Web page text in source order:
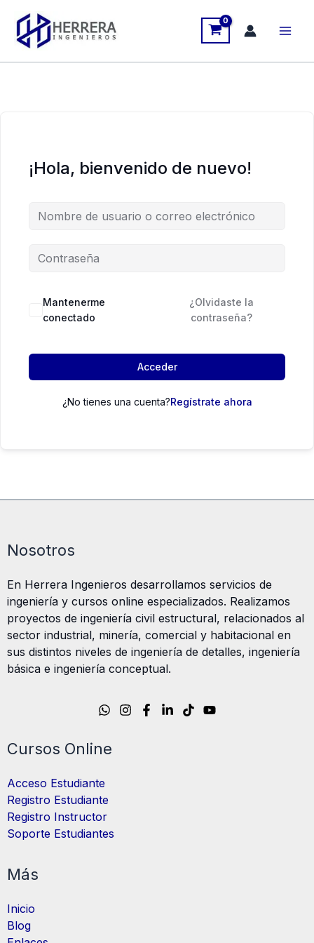
contenido
¡Hola, bienvenido de nuevo!
Mantenerme
conectado
¿Olvidaste la
contraseña?
Acceder
¿No tienes una cuenta?Regístrate ahora
Nosotros
En Herrera Ingenieros desarrollamos servicios de
ingeniería y cursos online especializados. Realizamos
proyectos de ingeniería civil estructural, relacionados al
sector industrial, minería, comercial y habitacional en
sus distintos niveles de ingeniería de detalles, ingeniería
básica e ingeniería conceptual.
Cursos Online
Acceso Estudiante
Registro Estudiante
Registro Instructor
Soporte Estudiantes
Más
Inicio
Blog